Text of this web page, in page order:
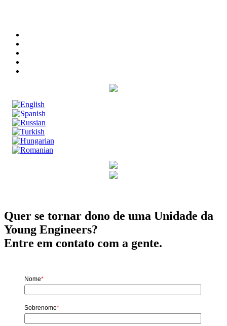
English
Spanish
Russian
Turkish
Hungarian
Romanian
Quer se tornar dono de uma Unidade da
Young Engineers?
Entre em contato com a gente.
Nome*
Sobrenome*